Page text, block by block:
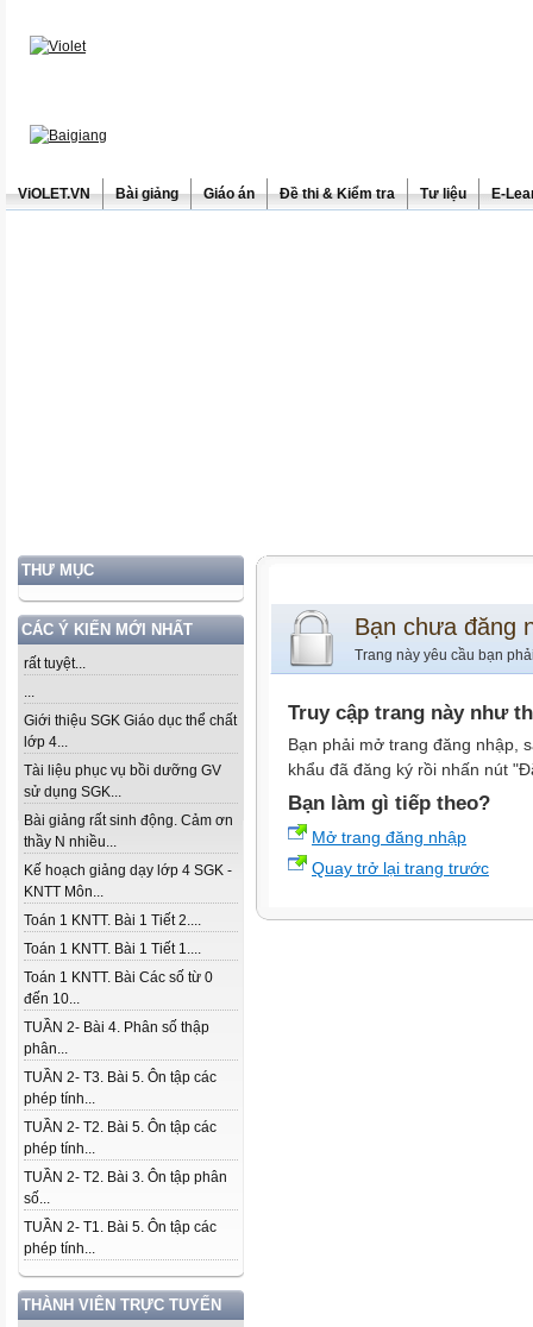
ViOLET.VN Bài giảng Giáo án Đề thi & Kiểm tra Tư liệu E-
THƯ MỤC
CÁC Ý KIẾN MỚI NHẤT
rất tuyệt...
...
Giới thiệu SGK Giáo dục thể chất
lớp 4...
Tài liệu phục vụ bồi dưỡng GV
sử dụng SGK...
Bài giảng rất sinh động. Cảm ơn
thầy N nhiều...
Kế hoạch giảng dạy lớp 4 SGK -
KNTT Môn...
Toán 1 KNTT. Bài 1 Tiết 2....
Toán 1 KNTT. Bài 1 Tiết 1....
Toán 1 KNTT. Bài Các số từ 0
đến 10...
TUẦN 2- Bài 4. Phân số thập
phân...
TUẦN 2- T3. Bài 5. Ôn tập các
phép tính...
TUẦN 2- T2. Bài 5. Ôn tập các
phép tính...
TUẦN 2- T2. Bài 3. Ôn tập phân
số...
TUẦN 2- T1. Bài 5. Ôn tập các
phép tính...
THÀNH VIÊN TRỰC TUYẾN
Bạn chưa đăng
Trang này yêu cầu bạn
Truy cập trang này như
Bạn phải mở trang đăng nhập,
khẩu đã đăng ký rồi nhấn nút
Bạn làm gì tiếp theo?
Mở trang đăng nhập
Quay trở lại trang trước